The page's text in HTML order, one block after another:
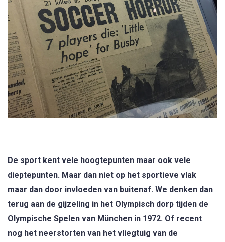
De sport kent vele hoogtepunten maar ook vele
dieptepunten. Maar dan niet op het sportieve vlak
maar dan door invloeden van buitenaf. We denken dan
terug aan de gijzeling in het Olympisch dorp tijden de
Olympische Spelen van München in 1972. Of recent
nog het neerstorten van het vliegtuig van de